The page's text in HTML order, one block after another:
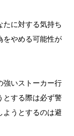
たに対する気持ち
をやめる可能性が
強いストーカー行
とする際は必ず警
ようとするのは避